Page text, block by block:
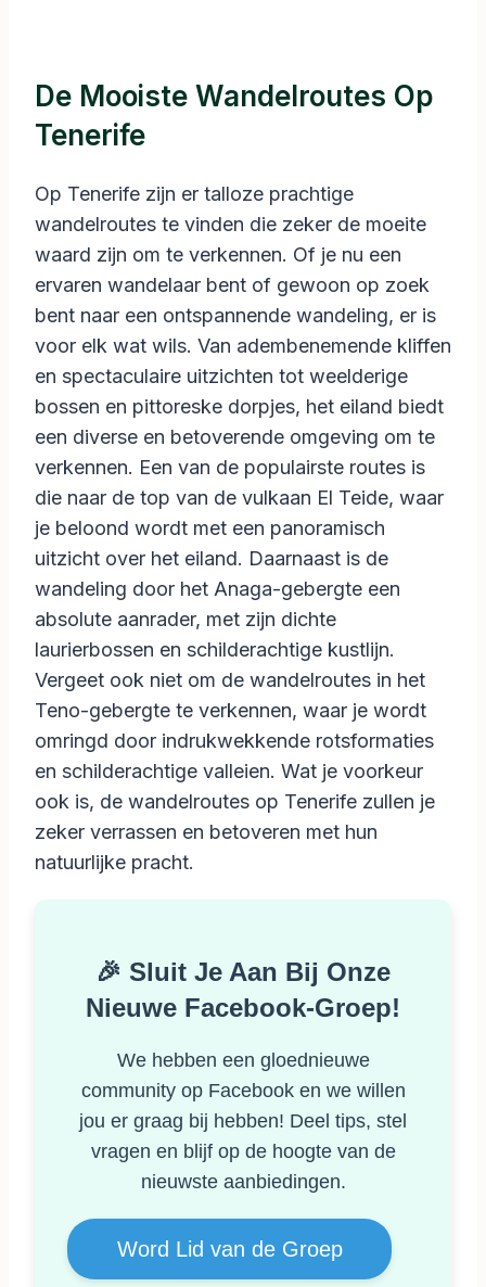
De Mooiste Wandelroutes Op
Tenerife
Op Tenerife zijn er talloze prachtige
wandelroutes te vinden die zeker de moeite
waard zijn om te verkennen. Of je nu een
ervaren wandelaar bent of gewoon op zoek
bent naar een ontspannende wandeling, er is
voor elk wat wils. Van adembenemende kliffen
en spectaculaire uitzichten tot weelderige
bossen en pittoreske dorpjes, het eiland biedt
een diverse en betoverende omgeving om te
verkennen. Een van de populairste routes is
die naar de top van de vulkaan El Teide, waar
je beloond wordt met een panoramisch
uitzicht over het eiland. Daarnaast is de
wandeling door het Anaga-gebergte een
absolute aanrader, met zijn dichte
laurierbossen en schilderachtige kustlijn.
Vergeet ook niet om de wandelroutes in het
Teno-gebergte te verkennen, waar je wordt
omringd door indrukwekkende rotsformaties
en schilderachtige valleien. Wat je voorkeur
ook is, de wandelroutes op Tenerife zullen je
zeker verrassen en betoveren met hun
natuurlijke pracht.
🎉 Sluit Je Aan Bij Onze
Nieuwe Facebook-Groep!
We hebben een gloednieuwe
community op Facebook en we willen
jou er graag bij hebben! Deel tips, stel
vragen en blijf op de hoogte van de
nieuwste aanbiedingen.
Word Lid van de Groep